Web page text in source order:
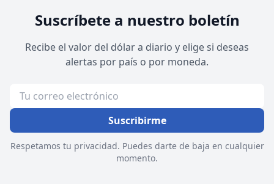
Suscríbete a nuestro boletín
Recibe el valor del dólar a diario y elige si deseas
alertas por país o por moneda.
Suscribirme
Respetamos tu privacidad. Puedes darte de baja en cualquier
momento.